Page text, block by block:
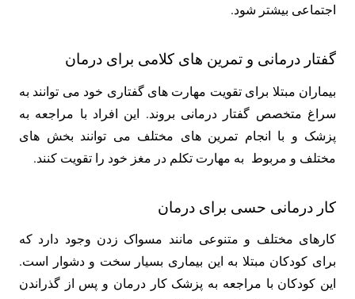
اجتماعی بیشتر شود.
گفتار درمانی و تمرین های کلامی برای درمان
بیماران مبتلا برای تقویت مهارت های گفتاری خود می توانند به
سراغ متخصص گفتار درمانی بروند. این افراد با مراجعه به
پزشک و با انجام تمرین های مختلف می توانند بخش های
مختلف و مربوط به مهارت تکلم در مغز خود را تقویت کنند.
کار درمانی حسی برای درمان
کارهای مختلف و متنوعی مانند مسواک زدن وجود دارد که
برای کودکان مبتلا به این بیماری بسیار سخت و دشوار است.
این کودکان با مراجعه به پزشک کار درمان و پس از گذراندن